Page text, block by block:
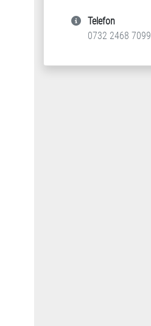
Telefon
0732 2468 7099